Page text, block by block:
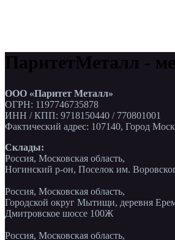
ПаритетМеталл -
ООО «Паритет Металл»
ОГРН: 1197746735878
ИНН / КПП: 9718150440 / 770801001
Фактический адрес: 107140, Город
Склады:
Россия, Московская область,
Ногинский р-он, Поселок им.
Россия, Московская область,
Городской округ Мытищи, деревня
Дмитровское шоссе 100Ж
Россия, Московская область,